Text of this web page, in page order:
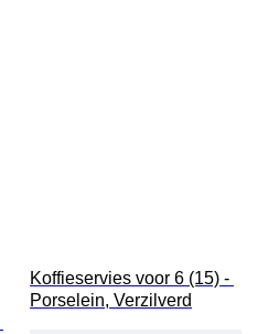
Koffieservies voor 6 (15) -
Porselein, Verzilverd